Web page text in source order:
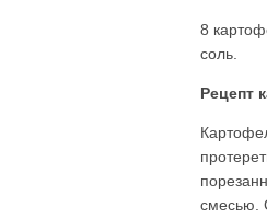
8
соль.
Рецепт
смесью.